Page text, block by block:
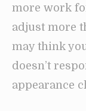
more work
adjust more
may think
doesn’t
appearance